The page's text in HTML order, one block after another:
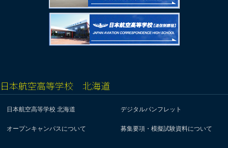
日本航空高等学校 北海道
日本航空高等学校 北海道 デジタルパンフレット
オープンキャンパスについて 募集要項・模擬試験資料について